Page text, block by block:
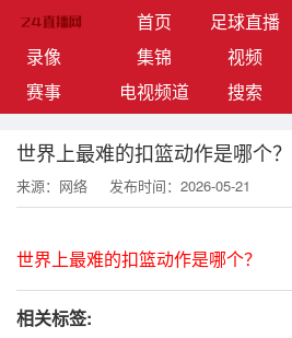
首页(current)足球直播
录像
集锦 视频
赛事
电视频道 搜索
世界上最难的扣篮动作是哪个？
来源：网络 发布时间：2026-05-21
世界上最难的扣篮动作是哪个？
相关标签: